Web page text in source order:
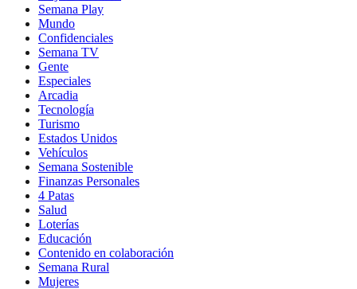
Semana Play
Mundo
Confidenciales
Semana TV
Gente
Especiales
Arcadia
Tecnología
Turismo
Estados Unidos
Vehículos
Semana Sostenible
Finanzas Personales
4 Patas
Salud
Loterías
Educación
Contenido en colaboración
Semana Rural
Mujeres